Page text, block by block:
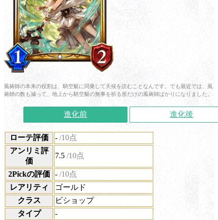
風祷師の本来の役割は、騎空艇に同乗して天候を読むことなんです。でも最近では、風
祷師の数も減って、地上から騎空艇の無事を祈る形だけの風祷師ばかりになりました。
進化前 進化後
ローテ評価 - /10点
アンリミ評
価
7.5 /10点
2Pickの評価 - /10点
レアリティ
ゴールド
クラス
ビショップ
タイプ
-